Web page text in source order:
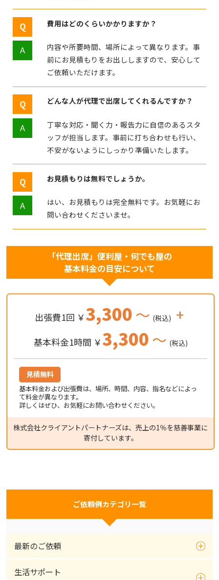
費用はどのくらいかかりますか？
内容や所要時間、場所によって異なります。事
前にお見積もりをお出ししますので、安心して
ご依頼いただけます。
どんな人が代理で出席してくれるんですか？
丁寧な対応・聞く力・報告力に自信のあるスタ
ッフが担当します。事前に打ち合わせも行い、
不安がないようにしっかり準備いたします。
お見積もりは無料でしょうか。
はい、お見積もりは完全無料です。お気軽にお
問い合わせくださいませ。
「代理出席」便利屋・何でも屋の
基本料金の目安について
出張費1回 ￥3,300～ (税込) +
基本料金1時間 ￥3,300～ (税込)
見積無料
基本料金および出張費は、場所、時間、内容、指名などによっ
て料金が異なります。
詳しくはぜひ、お気軽にお問い合わせください。
株式会社クライアントパートナーズは、売上の1％を慈善事業に
寄付しています。
ご依頼例カテゴリ一覧
最新のご依頼
生活サポート